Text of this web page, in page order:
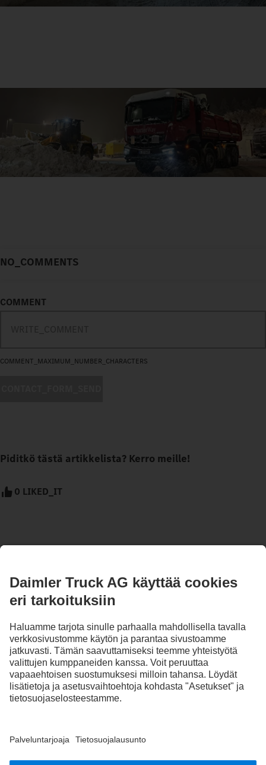
NO_COMMENTS
COMMENT
COMMENT_MAXIMUM_NUMBER_CHARACTERS
Piditkö tästä artikkelista? Kerro meille!
0 LIKED_IT
PYSY AJAN TASALLA.
Tutustu Mercedes-Benz Trucksiin digitaalisilla kanavillamme.
FOLLOW THE ROADSTARS.
Nouse kyytiin